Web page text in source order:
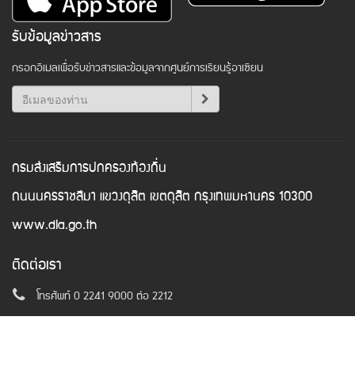
รับข้อมูลข่าวสาร
กรอกอีเมลเพื่อรับข่าวสารและข้อมูลจากศูนย์การเรียนรู้อาเซียน
กรมส่งเสริมการปกครองท้องถิ่น
ถนนนครราชสีมา แขวงดุสิต เขตดุสิต กรุงเทพมหานคร 10300
www.dla.go.th
ติดต่อเรา
โทรศัพท์ 0 2241 9000 ต่อ 2212